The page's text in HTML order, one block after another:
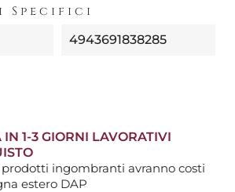
Specifici
4943691838285
IN 1-3 GIORNI LAVORATIVI
ingombranti avranno costi
estero DAP